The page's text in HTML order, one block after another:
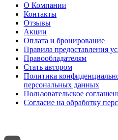
О Компании
Контакты
Отзывы
Акции
Оплата и бронирование
Правила предоставления
Правообладателям
Стать автором
Политика
персональных данных
Пользовательское
Согласие на обработку